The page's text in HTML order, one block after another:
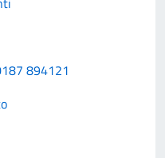
894121